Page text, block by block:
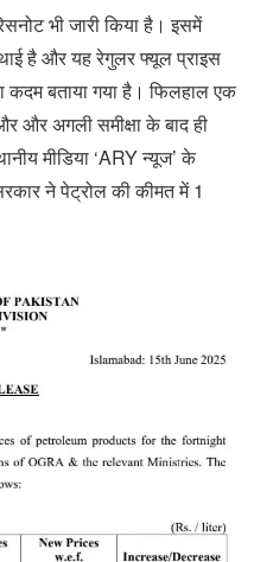
भी जारी किया है। इसमें
है और यह रेगुलर फ्यूल प्राइस
कदम बताया गया है। फिलहाल एक
और अगली समीक्षा के बाद ही
मीडिया ‘ARY न्यूज’ के
ने पेट्रोल की कीमत में 1